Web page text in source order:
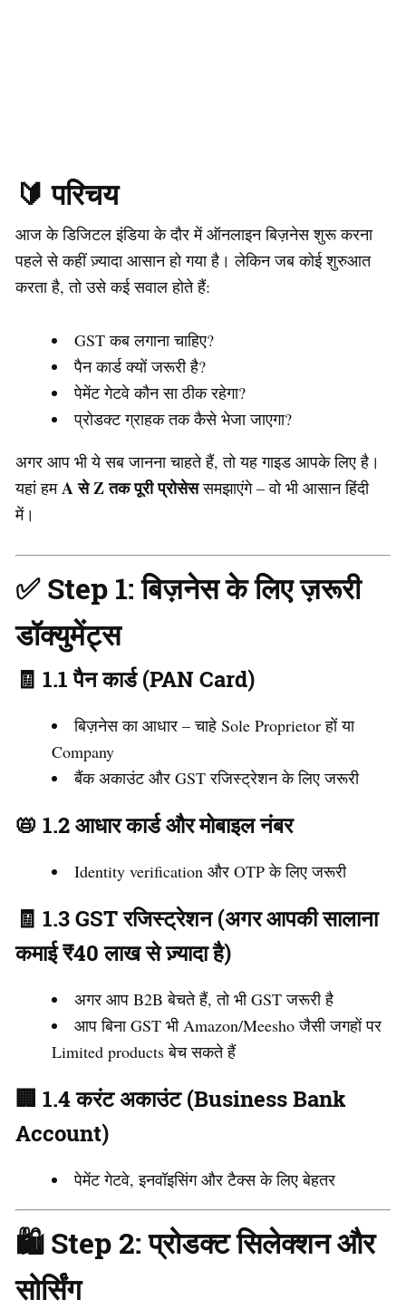
🔰 परिचय
आज के डिजिटल इंडिया के दौर में ऑनलाइन बिज़नेस शुरू करना
पहले से कहीं ज़्यादा आसान हो गया है। लेकिन जब कोई शुरुआत
करता है, तो उसे कई सवाल होते हैं:
GST कब लगाना चाहिए?
पैन कार्ड क्यों जरूरी है?
पेमेंट गेटवे कौन सा ठीक रहेगा?
प्रोडक्ट ग्राहक तक कैसे भेजा जाएगा?
अगर आप भी ये सब जानना चाहते हैं, तो यह गाइड आपके लिए है।
यहां हमA से Z तक पूरी प्रोसेससमझाएंगे – वो भी आसान हिंदी
में।
✅ Step 1: बिज़नेस के लिए ज़रूरी
डॉक्युमेंट्स
🧾 1.1 पैन कार्ड (PAN Card)
बिज़नेस का आधार – चाहे Sole Proprietor हों या
Company
बैंक अकाउंट और GST रजिस्ट्रेशन के लिए जरूरी
📛 1.2 आधार कार्ड और मोबाइल नंबर
Identity verification और OTP के लिए जरूरी
🧾 1.3 GST रजिस्ट्रेशन (अगर आपकी सालाना
कमाई ₹40 लाख से ज़्यादा है)
अगर आप B2B बेचते हैं, तो भी GST जरूरी है
आप बिना GST भी Amazon/Meesho जैसी जगहों पर
Limited products बेच सकते हैं
🏢 1.4 करंट अकाउंट (Business Bank
Account)
पेमेंट गेटवे, इनवॉइसिंग और टैक्स के लिए बेहतर
🛍️ Step 2: प्रोडक्ट सिलेक्शन और
सोर्सिंग